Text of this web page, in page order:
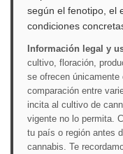
según el fenotipo, el
condiciones
Información legal y
cultivo, floración,
se ofrecen
comparación entre
incita al cultivo de
vigente no lo permita.
tu país o región antes
cannabis. Te